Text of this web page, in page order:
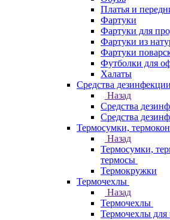
Платья и
Фартуки
Фартуки для
Фартуки из
Фартуки
Футболки для
Халаты
Средства
Назад
Средства
Средства
Термосумки,
Назад
Термосумки,
термосы
Термокружки
Термочехлы
Назад
Термочехлы
Термочехлы для